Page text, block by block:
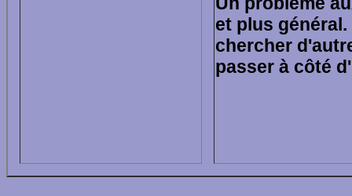
et plus
chercher
passer à côté